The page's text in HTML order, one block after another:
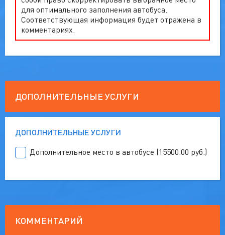
для оптимального заполнения автобуса.
Соответствующая информация будет отражена в
комментариях.
ДОПОЛНИТЕЛЬНЫЕ УСЛУГИ
ДОПОЛНИТЕЛЬНЫЕ УСЛУГИ
Дополнительное место в автобусе (15500.00 руб.)
КОММЕНТАРИЙ